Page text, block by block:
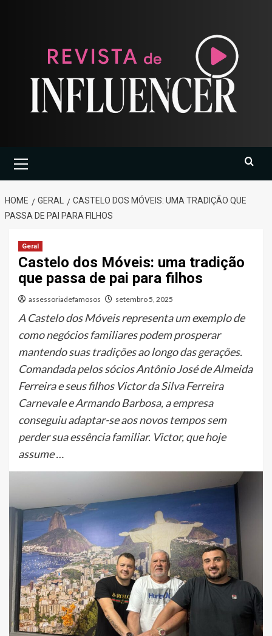
Menu
HOME GERAL
CASTELO DOS MÓVEIS: UMA TRADIÇÃO QUE
PASSA DE PAI PARA FILHOS
Geral
Castelo dos Móveis: uma tradição
que passa de pai para filhos
assessoriadefamosos setembro 5, 2025
A Castelo dos Móveis representa um exemplo de
como negócios familiares podem prosperar
mantendo suas tradições ao longo das gerações.
Comandada pelos sócios Antônio José de Almeida
Ferreira e seus filhos Victor da Silva Ferreira
Carnevale e Armando Barbosa, a empresa
conseguiu adaptar-se aos novos tempos sem
perder sua essência familiar. Victor, que hoje
assume …